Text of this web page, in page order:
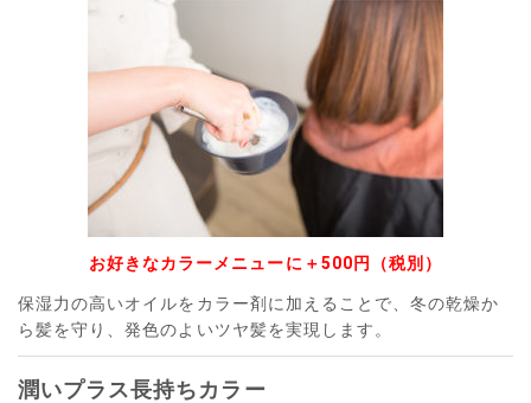
お好きなカラーメニューに＋500円（税別）
保湿力の高いオイルをカラー剤に加えることで、冬の乾燥か
ら髪を守り、発色のよいツヤ髪を実現します。
潤いプラス長持ちカラー